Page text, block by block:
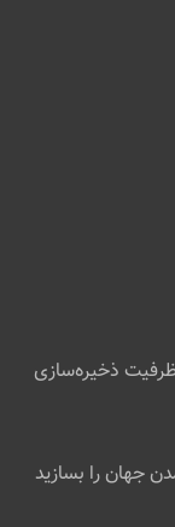
۴ ترابایت ظرفیت ذخیره‌سازی